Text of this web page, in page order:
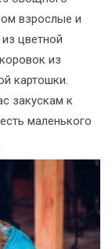
взрослые и
цветной
из
картошки.
закускам к
маленького